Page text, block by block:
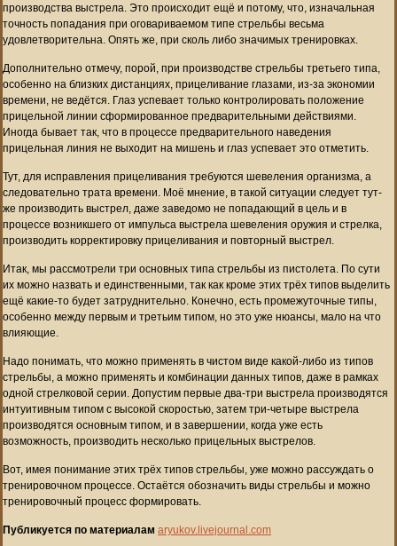
производства выстрела. Это происходит ещё и потому, что, изначальная
точность попадания при оговариваемом типе стрельбы весьма
удовлетворительна. Опять же, при сколь либо значимых тренировках.
Дополнительно отмечу, порой, при производстве стрельбы третьего типа,
особенно на близких дистанциях, прицеливание глазами, из-за экономии
времени, не ведётся. Глаз успевает только контролировать положение
прицельной линии сформированное предварительными действиями.
Иногда бывает так, что в процессе предварительного наведения
прицельная линия не выходит на мишень и глаз успевает это отметить.
Тут, для исправления прицеливания требуются шевеления организма, а
следовательно трата времени. Моё мнение, в такой ситуации следует тут-
же производить выстрел, даже заведомо не попадающий в цель и в
процессе возникшего от импульса выстрела шевеления оружия и стрелка,
производить корректировку прицеливания и повторный выстрел.
Итак, мы рассмотрели три основных типа стрельбы из пистолета. По сути
их можно назвать и единственными, так как кроме этих трёх типов выделить
ещё какие-то будет затруднительно. Конечно, есть промежуточные типы,
особенно между первым и третьим типом, но это уже нюансы, мало на что
влияющие.
Надо понимать, что можно применять в чистом виде какой-либо из типов
стрельбы, а можно применять и комбинации данных типов, даже в рамках
одной стрелковой серии. Допустим первые два-три выстрела производятся
интуитивным типом с высокой скоростью, затем три-четыре выстрела
производятся основным типом, и в завершении, когда уже есть
возможность, производить несколько прицельных выстрелов.
Вот, имея понимание этих трёх типов стрельбы, уже можно рассуждать о
тренировочном процессе. Остаётся обозначить виды стрельбы и можно
тренировочный процесс формировать.
Публикуется по материалам aryukov.livejournal.com